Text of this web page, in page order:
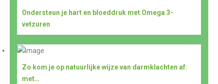
Ondersteun je hart en bloeddruk met Omega 3-
vetzuren
Zo kom je op natuurlijke wijze van darmklachten af:
met…